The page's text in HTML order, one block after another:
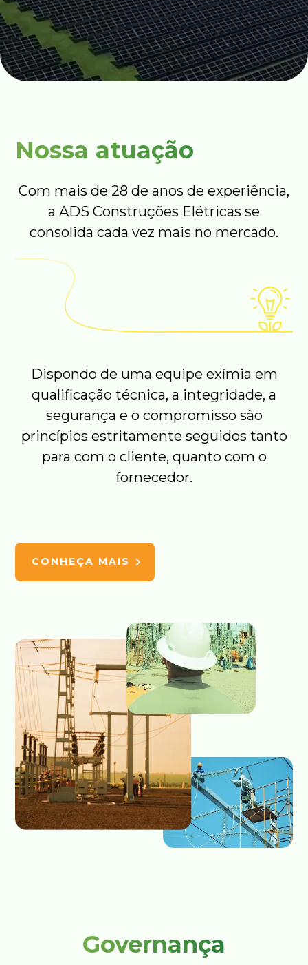
Nossa atuação
Com mais de 28 de anos de experiência,
a ADS Construções Elétricas se
consolida cada vez mais no mercado.
Dispondo de uma equipe exímia em
qualificação técnica, a integridade, a
segurança e o compromisso são
princípios estritamente seguidos tanto
para com o cliente, quanto com o
fornecedor.
CONHEÇA MAIS
Governança